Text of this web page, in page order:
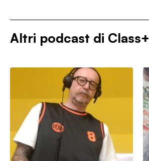
Altri podcast di Class+